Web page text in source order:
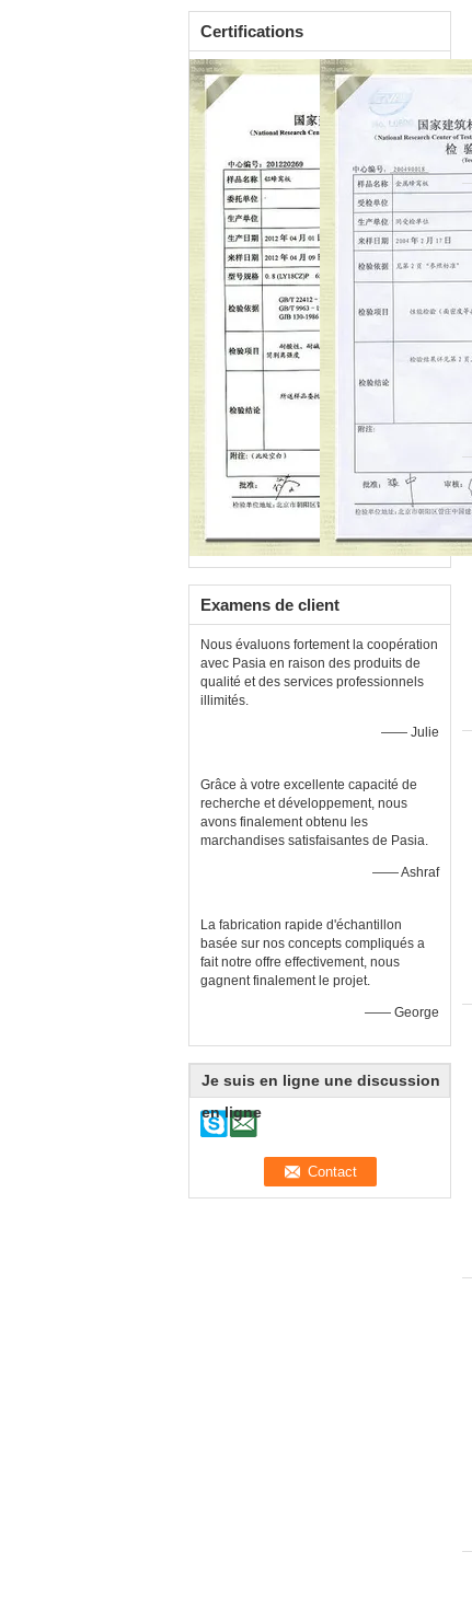
Certifications
Examens de client
Nous évaluons fortement la coopération
avec Pasia en raison des produits de
qualité et des services professionnels
illimités.
—— Julie
Grâce à votre excellente capacité de
recherche et développement, nous
avons finalement obtenu les
marchandises satisfaisantes de Pasia.
—— Ashraf
La fabrication rapide d'échantillon
basée sur nos concepts compliqués a
fait notre offre effectivement, nous
gagnent finalement le projet.
—— George
Je suis en ligne une discussion
en ligne